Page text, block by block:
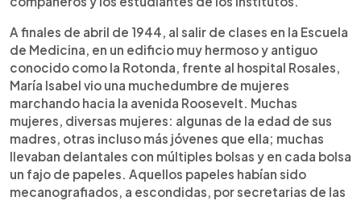
A finales de abril de 1944, al salir de clases en la Escuela
de Medicina, en un edificio muy hermoso y antiguo
conocido como la Rotonda, frente al hospital Rosales,
María Isabel vio una muchedumbre de mujeres
marchando hacia la avenida Roosevelt. Muchas
mujeres, diversas mujeres: algunas de la edad de sus
madres, otras incluso más jóvenes que ella; muchas
llevaban delantales con múltiples bolsas y en cada bolsa
un fajo de papeles. Aquellos papeles habían sido
mecanografiados, a escondidas, por secretarias de las